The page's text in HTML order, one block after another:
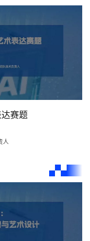
赛题
人